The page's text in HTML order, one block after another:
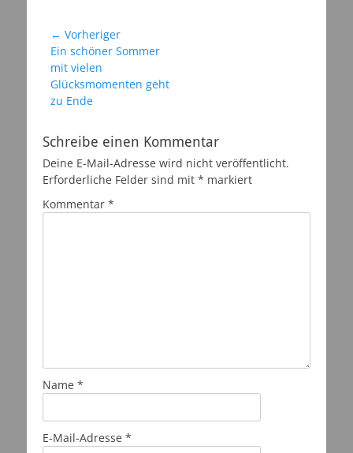
Beitragsnavigation
← Vorheriger
Vorheriger
Beitrag:
Ein schöner Sommer
mit vielen
Glücksmomenten geht
zu Ende
Schreibe einen Kommentar
Deine E-Mail-Adresse wird nicht veröffentlicht.
Erforderliche Felder sind mit * markiert
Kommentar *
Name *
E-Mail-Adresse *